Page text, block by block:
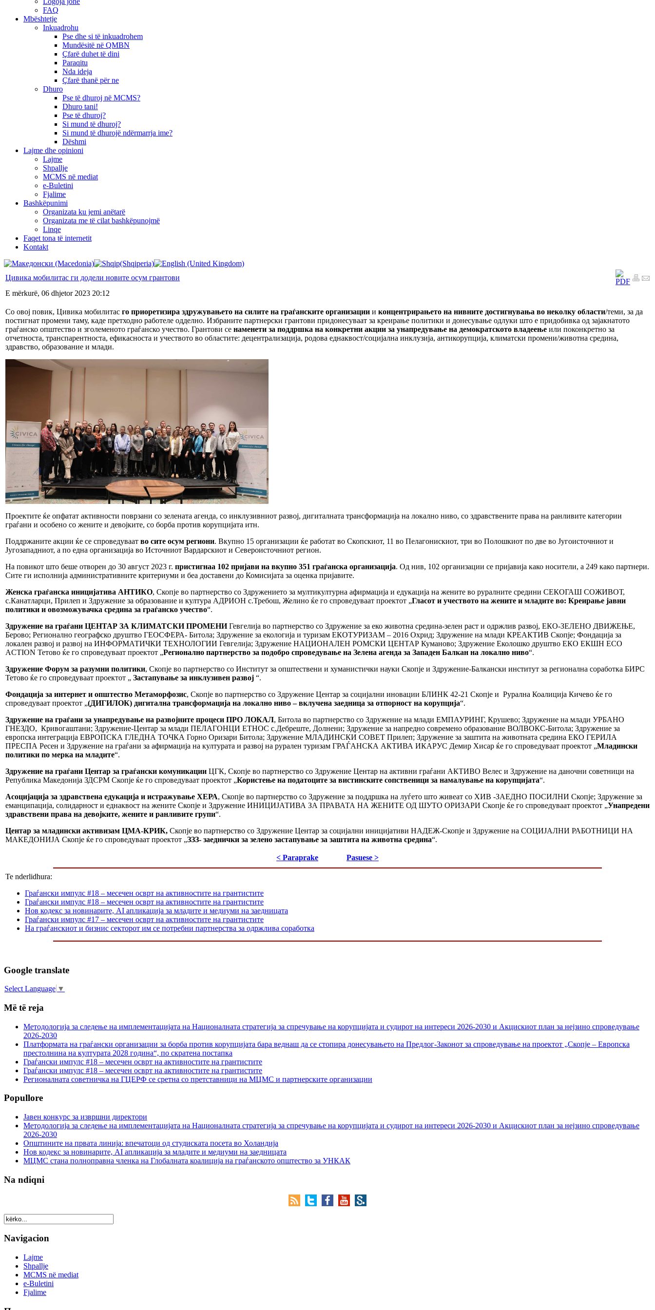
FAQ
Mbështetje
Inkuadrohu
Pse dhe si të inkuadrohem
Mundësitë në QMBN
Çfarë duhet të dini
Paraqitu
Nda ideja
Çfarë thanë për ne
Dhuro
Pse të dhuroj në MCMS?
Dhuro tani!
Pse të dhuroj?
Si mund të dhuroj?
Si mund të dhurojë ndërmarrja ime?
Dëshmi
Lajme dhe opinioni
Lajme
Shpallje
MCMS në mediat
e-Buletini
Fjalime
Bashkëpunimi
Organizata ku jemi anëtarë
Organizata me të cilat bashkëpunojmë
Linqe
Faqet tona të internetit
Kontakt
Цивика мобилитас ги додели новите осум грантови
E mërkurë, 06 dhjetor 2023 20:12
Со овој повик, Цивика мобилитас го приоретизира здружувањето на силите на граѓанските организации и концентрирањето на нивните достигнувања во неколку области/теми, за да
постигнат промени таму, каде претходно работеле одделно. Избраните партнерски грантови придонесуваат за креирање политики и донесување одлуки што е придобивка од зајакнатото
граѓанско општество и зголеменото граѓанско учество. Грантови се наменети за поддршка на конкретни акции за унапредување на демократското владеење или поконкретно за
отчетноста, транспарентноста, ефикасноста и учеството во областите: децентрализација, родова еднаквост/социјална инклузија, антикорупција, климатски промени/животна средина,
здравство, образование и млади.
Проектите ќе опфатат активности поврзани со зелената агенда, со инклузивниот развој, дигиталната трансформација на локално ниво, со здравствените права на ранливите категории
граѓани и особено со жените и девојките, со борба против корупцијата итн.
Поддржаните акции ќе се спроведуваат во сите осум региони. Вкупно 15 организации ќе работат во Скопскиот, 11 во Пелагонискиот, три во Полошкиот по две во Југоисточниот и
Југозападниот, а по една организација во Источниот Вардарскиот и Североисточниот регион.
На повикот што беше отворен до 30 август 2023 г. пристигнаа 102 пријави на вкупно 351 граѓанска организација. Од нив, 102 организации се пријавија како носители, а 249 како партнери.
Сите ги исполнија административните критериуми и беа доставени до Комисијата за оценка пријавите.
Женска граѓанска иницијатива АНТИКО, Скопје во партнерство со Здружението за мултикултурна афирмација и едукација на жените во руралните средини СЕКОГАШ СОЖИВОТ,
с.Канатларци, Прилеп и Здружение за образование и култура АДРИОН с.Требош, Желино ќе го спроведуваат проектот „Гласот и учеството на жените и младите во: Креирање јавни
политики и овозможувачка средина за граѓанско учество“.
Здружение на граѓани ЦЕНТАР ЗА КЛИМАТСКИ ПРОМЕНИГевгелија во партнерство со Здружение за еко животна средина-зелен раст и одржлив развој, ЕКО-ЗЕЛЕНО ДВИЖЕЊЕ,
Берово; Регионално географско друштво ГЕОСФЕРА- Битола; Здружение за екологија и туризам ЕКОТУРИЗАМ – 2016 Охрид; Здружение на млади КРЕАКТИВ Скопје; Фондација за
локален развој и развој на ИНФОРМАТИЧКИ ТЕХНОЛОГИИ Гевгелија; Здружение НАЦИОНАЛЕН РОМСКИ ЦЕНТАР Куманово; Здружение Еколошко друштво ЕКО ЕКШН ECO
ACTION Тетово ќе го спроведуваат проектот „Регионално партнерство за подобро спроведување на Зелена агенда за Западен Балкан на локално ниво“.
Здружение Форум за разумни политики, Скопје во партнерство со Институт за општествени и хуманистички науки Скопје и Здружение-Балкански институт за регионална соработка БИРС
Тетово ќе го спроведуваат проектот „ Застапување за инклузивен развој “.
Фондација за интернет и општество Метаморфозис, Скопје во партнерство со Здружение Центар за социјални иновации БЛИНК 42-21 Скопје и Рурална Коалиција Кичево ќе го
спроведуваат проектот „(ДИГИЛОК) дигитална трансформација на локално ниво – вклучена заедница за отпорност на корупција“.
Здружение на граѓани за унапредување на развојните процеси ПРО ЛОКАЛ, Битола во партнерство со Здружение на млади ЕМПАУРИНГ, Крушево; Здружение на млади УРБАНО
ГНЕЗДО, Кривогаштани; Здружение-Центар за млади ПЕЛАГОНЦИ ЕТНОС с.Дебреште, Долнени; Здружение за напредно современо образование ВОЛВОКС-Битола; Здружение за
европска интеграција ЕВРОПСКА ГЛЕДНА ТОЧКА Горно Оризари Битола; Здружение МЛАДИНСКИ СОВЕТ Прилеп; Здружение за заштита на животната средина ЕКО ГЕРИЛА
ПРЕСПА Ресен и Здружение на граѓани за афирмација на културата и развој на рурален туризам ГРАЃАНСКА АКТИВА ИКАРУС Демир Хисар ќе го спроведуваат проектот „Младински
политики по мерка на младите“.
Здружение на граѓани Центар за граѓански комуникации ЦГК, Скопје во партнерство со Здружение Центар на активни граѓани АКТИВО Велес и Здружение на даночни советници на
Република Македонија ЗДСРМ Скопје ќе го спроведуваат проектот „Користење на податоците за вистинските сопственици за намалување на корупцијата“.
Асоцијација за здравствена едукација и истражување ХЕРА, Скопје во партнерство со Здружение за поддршка на луѓето што живеат со ХИВ -ЗАЕДНО ПОСИЛНИ Скопје; Здружение за
еманципација, солидарност и еднаквост на жените Скопје и Здружение ИНИЦИЈАТИВА ЗА ПРАВАТА НА ЖЕНИТЕ ОД ШУТО ОРИЗАРИ Скопје ќе го спроведуваат проектот „Унапредени
здравствени права на девојките, жените и ранливите групи“.
Центар за младински активизам ЦМА-КРИК, Скопје во партнерство со Здружение Центар за социјални иницијативи НАДЕЖ-Скопје и Здружение на СОЦИЈАЛНИ РАБОТНИЦИ НА
МАКЕДОНИЈА Скопје ќе го спроведуваат проектот „ЗЗЗ- заеднички за зелено застапување за заштита на животна средина“.
< Paraprake Pasuese >
Te nderlidhura:
Граѓански импулс #18 – месечен осврт на активностите на грантистите
Граѓански импулс #18 – месечен осврт на активностите на грантистите
Нов кодекс за новинарите, AI апликација за младите и медиуми на заедницата
Граѓански импулс #17 – месечен осврт на активностите на грантистите
На граѓанскиот и бизнис секторот им се потребни партнерства за одржлива соработка
Google translate
Select Language ▼
Më të reja
Методологија за следење на имплементацијата на Националната стратегија за спречување на корупцијата и судирот на интереси 2026-2030 и Акцискиот план за нејзино спроведување
2026-2030
Платформата на граѓански организации за борба против корупцијата бара веднаш да се стопира донесувањето на Предлог-Законот за спроведување на проектот „Скопје – Европска
престолнина на културата 2028 година“, по скратена постапка
Граѓански импулс #18 – месечен осврт на активностите на грантистите
Граѓански импулс #18 – месечен осврт на активностите на грантистите
Регионалната советничка на ГЦЕРФ се сретна со претставници на МЦМС и партнерските организации
Popullore
Јавен конкурс за извршни директори
Методологија за следење на имплементацијата на Националната стратегија за спречување на корупцијата и судирот на интереси 2026-2030 и Акцискиот план за нејзино спроведување
2026-2030
Општините на првата линија: впечатоци од студиската посета во Холандија
Нов кодекс за новинарите, AI апликација за младите и медиуми на заедницата
МЦМС стана полноправна членка на Глобалната коалиција на граѓанското општество за УНКАК
Na ndiqni
Navigacion
Lajme
Shpallje
MCMS në mediat
e-Buletini
Fjalime